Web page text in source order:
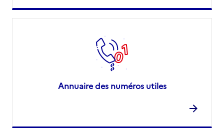
Annuaire des numéros utiles